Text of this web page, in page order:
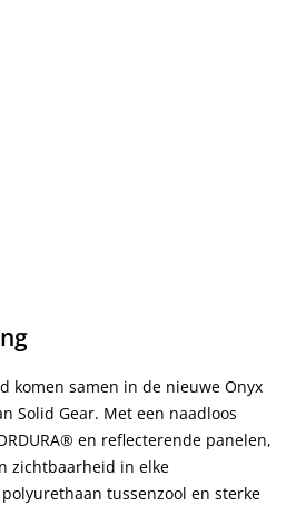
komen samen in de nieuwe Onyx
Solid Gear. Met een naadloos
en reflecterende panelen,
zichtbaarheid in elke
tussenzool en sterke